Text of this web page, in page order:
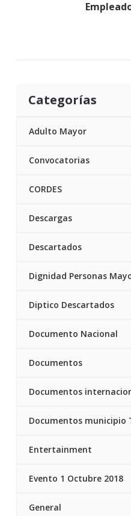
Categorías
Adulto Mayor
Convocatorias
CORDES
Descargas
Descartados
Dignidad Personas
Diptico Descartados
Documento Nacional
Documentos
Documentos
Documentos municipio
Entertainment
Evento 1 Octubre 2018
General